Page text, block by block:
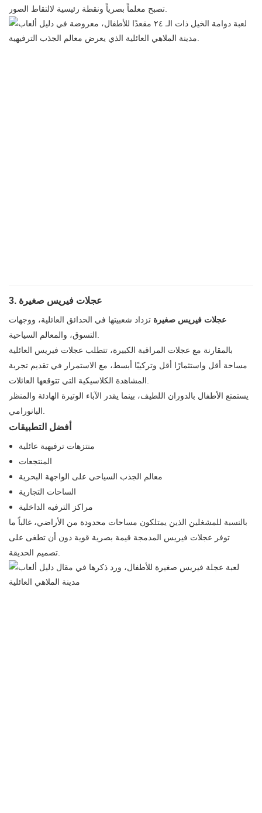
تصبح معلماً بصرياً ونقطة رئيسية لالتقاط الصور.
3. عجلات فيريس صغيرة
عجلات فيريس صغيرة تزداد شعبيتها في الحدائق العائلية، ووجهات
التسوق، والمعالم السياحية.
بالمقارنة مع عجلات المراقبة الكبيرة، تتطلب عجلات فيريس العائلية
مساحة أقل واستثمارًا أقل وتركيبًا أبسط، مع الاستمرار في تقديم تجربة
المشاهدة الكلاسيكية التي تتوقعها العائلات.
يستمتع الأطفال بالدوران اللطيف، بينما يقدر الآباء الوتيرة الهادئة والمنظر
البانورامي.
أفضل التطبيقات
منتزهات ترفيهية عائلية
المنتجعات
معالم الجذب السياحي على الواجهة البحرية
الساحات التجارية
مراكز الترفيه الداخلية
بالنسبة للمشغلين الذين يمتلكون مساحات محدودة من الأراضي، غالباً ما
توفر عجلات فيريس المدمجة قيمة بصرية قوية دون أن تطغى على
تصميم الحديقة.